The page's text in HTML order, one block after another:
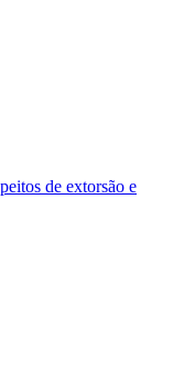
de extorsão e